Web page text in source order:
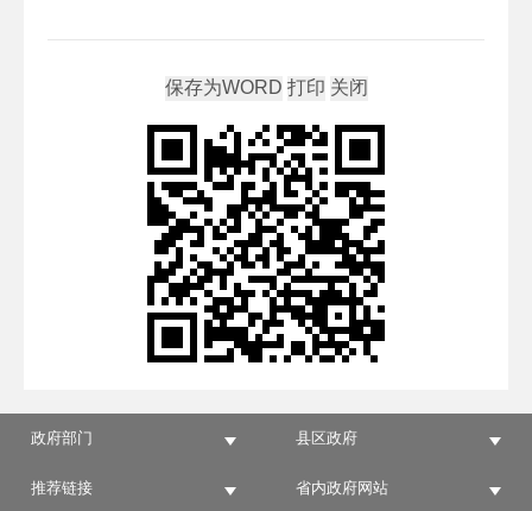
政府部门 县区政府
推荐链接 省内政府网站